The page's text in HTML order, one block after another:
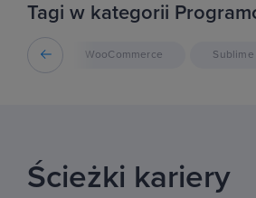
Tagi w kategorii
WooCommerce Sublime
Ścieżki kariery